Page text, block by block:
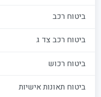
ביטוח רכב
ביטוח רכב צד ג
ביטוח רכוש
ביטוח תאונות אישיות